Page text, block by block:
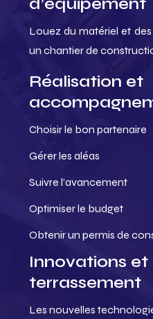
Louez du matériel et
un chantier de
Réalisation et
Choisir le bon partenaire
Gérer les aléas
Suivre l’avancement
Optimiser le budget
Obtenir un permis de
Innovations
terrassement
Les nouvelles